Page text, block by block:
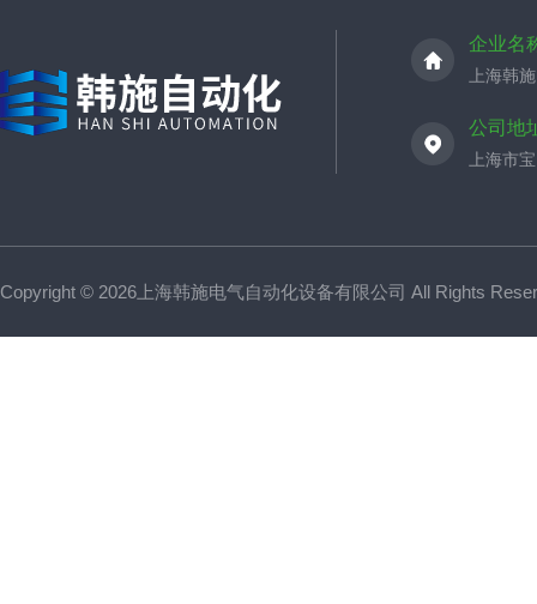
企业名
上海韩
公司地
上海市
Copyright © 2026上海韩施电气自动化设备有限公司 All Rights